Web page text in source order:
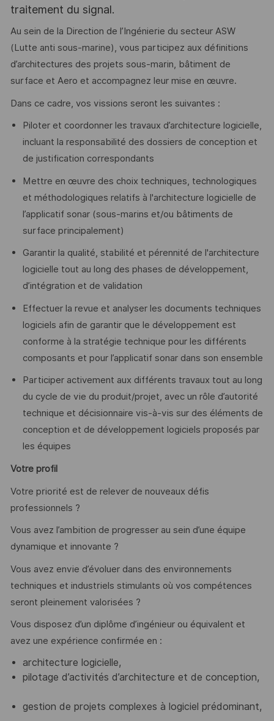
traitement du signal.
Au sein de la Direction de l’Ingénierie du secteur ASW
(Lutte anti sous-marine), vous participez aux définitions
d’architectures des projets sous-marin, bâtiment de
surface et Aero et accompagnez leur mise en œuvre.
Dans ce cadre, vos vissions seront les suivantes :
Piloter et coordonner les travaux d’architecture logicielle,
incluant la responsabilité des dossiers de conception et
de justification correspondants
Mettre en œuvre des choix techniques, technologiques
et méthodologiques relatifs à l'architecture logicielle de
l’applicatif sonar (sous-marins et/ou bâtiments de
surface principalement)
Garantir la qualité, stabilité et pérennité de l'architecture
logicielle tout au long des phases de développement,
d’intégration et de validation
Effectuer la revue et analyser les documents techniques
logiciels afin de garantir que le développement est
conforme à la stratégie technique pour les différents
composants et pour l’applicatif sonar dans son ensemble
Participer activement aux différents travaux tout au long
du cycle de vie du produit/projet, avec un rôle d’autorité
technique et décisionnaire vis-à-vis sur des éléments de
conception et de développement logiciels proposés par
les équipes
Votre profil
Votre priorité est de relever de nouveaux défis
professionnels ?
Vous avez l’ambition de progresser au sein d’une équipe
dynamique et innovante ?
Vous avez envie d’évoluer dans des environnements
techniques et industriels stimulants où vos compétences
seront pleinement valorisées ?
Vous disposez d’un diplôme d’ingénieur ou équivalent et
avez une expérience confirmée en :
architecture logicielle,
pilotage d’activités d’architecture et de conception,
gestion de projets complexes à logiciel prédominant,